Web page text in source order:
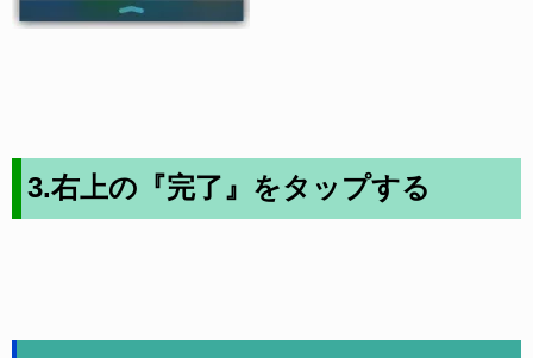
3.右上の『完了』をタップする